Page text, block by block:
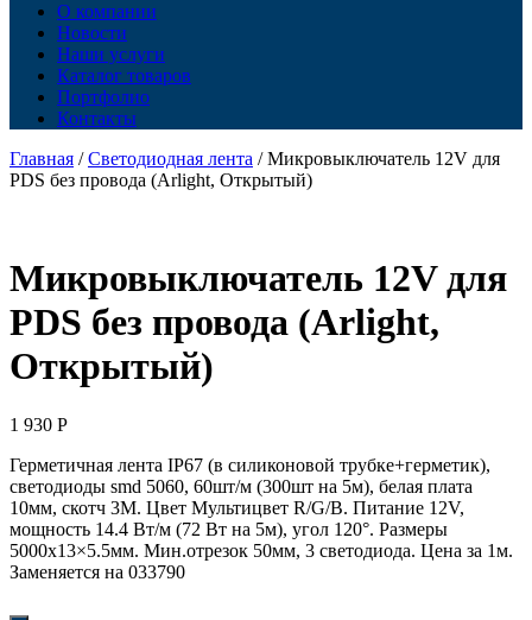
О компании
Новости
Наши услуги
Каталог товаров
Портфолио
Контакты
Главная /Светодиодная лента / Микровыключатель 12V для
PDS без провода (Arlight, Открытый)
Микровыключатель 12V для
PDS без провода (Arlight,
Открытый)
1 930 Р
Герметичная лента IP67 (в силиконовой трубке+герметик),
светодиоды smd 5060, 60шт/м (300шт на 5м), белая плата
10мм, скотч 3М. Цвет Мультицвет R/G/B. Питание 12V,
мощность 14.4 Вт/м (72 Вт на 5м), угол 120°. Размеры
5000х13×5.5мм. Мин.отрезок 50мм, 3 светодиода. Цена за 1м.
Заменяется на 033790